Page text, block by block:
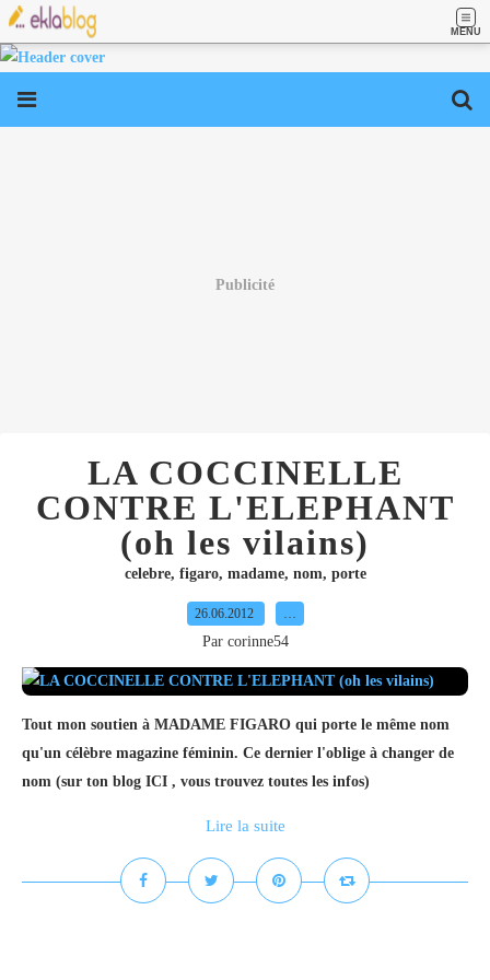
MENU
Publicité
LA COCCINELLE
CONTRE L'ELEPHANT
(oh les vilains)
celebre, figaro, madame, nom, porte
26.06.2012 …
Par corinne54
Tout mon soutien à MADAME FIGARO qui porte le même nom
qu'un célèbre magazine féminin. Ce dernier l'oblige à changer de
nom (sur ton blog ICI , vous trouvez toutes les infos)
Lire la suite